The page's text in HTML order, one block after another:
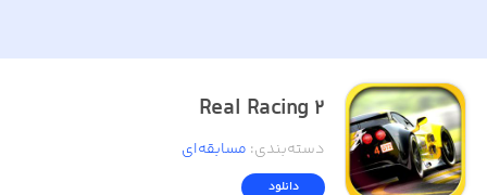
Real Racing 2
دسته‌بندی: مسابقه‌ای
دانلود